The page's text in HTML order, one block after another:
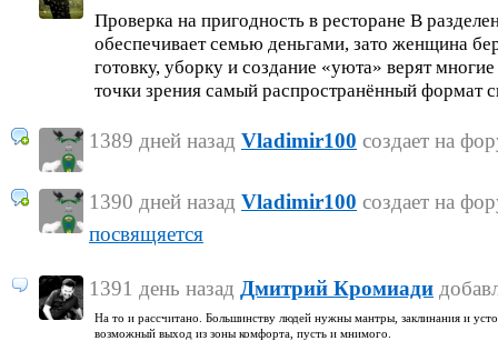
Проверка на пригодность в ресторане В
обеспечивает семью деньгами, зато женщина
готовку, уборку и создание «уюта» верят
точки зрения самый распространённый формат
1389 дней назад Vladimir100 создает на
1390 дней назад Vladimir100 создает на
посвящяется
1391 день назад Дмитрий Кромиади
На то и рассчитано. Большинству людей нужны мантры, заклинания и
возможный выход из зоны комфорта, пусть и мнимого.